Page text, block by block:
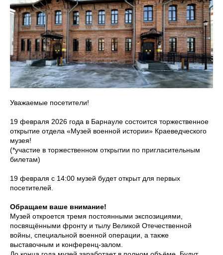
Уважаемые посетители!
19 февраля 2026 года в Барнауле состоится торжественное
открытие отдела «Музей военной истории» Краеведческого
музея!
(*участие в торжественном открытии по пригласительным
билетам)
19 февраля с 14:00 музей будет открыт для первых
посетителей.
Обращаем ваше внимание!
Музей откроется тремя постоянными экспозициями,
посвящёнными фронту и тылу Великой Отечественной
войны, специальной военной операции, а также
выставочным и конференц-залом.